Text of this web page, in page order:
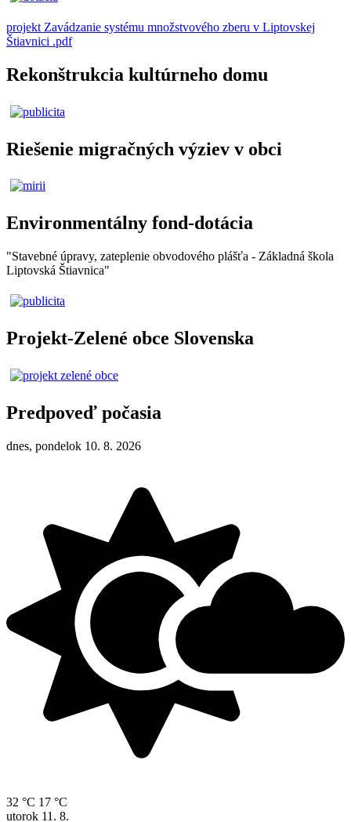
projekt Zavádzanie systému množstvového zberu v Liptovskej
Štiavnici .pdf
Rekonštrukcia kultúrneho domu
Riešenie migračných výziev v obci
Environmentálny fond-dotácia
"Stavebné úpravy, zateplenie obvodového plášťa - Základná škola
Liptovská Štiavnica"
Projekt-Zelené obce Slovenska
Predpoveď počasia
dnes, pondelok 10. 8. 2026
32 °C 17 °C
utorok 11. 8.